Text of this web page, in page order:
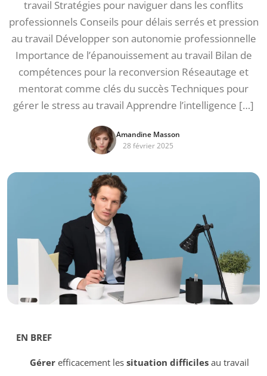
travail Stratégies pour naviguer dans les conflits
professionnels Conseils pour délais serrés et pression
au travail Développer son autonomie professionnelle
Importance de l’épanouissement au travail Bilan de
compétences pour la reconversion Réseautage et
mentorat comme clés du succès Techniques pour
gérer le stress au travail Apprendre l’intelligence […]
Amandine Masson
28 février 2025
EN BREF
Gérerefficacement les situation difficilesau travail